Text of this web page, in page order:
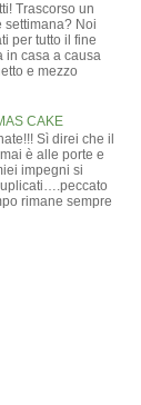
Trascorso un
settimana? Noi
per tutto il fine
in casa a causa
e mezzo
CAKE
Sì direi che il
è alle porte e
impegni si
rimane sempre